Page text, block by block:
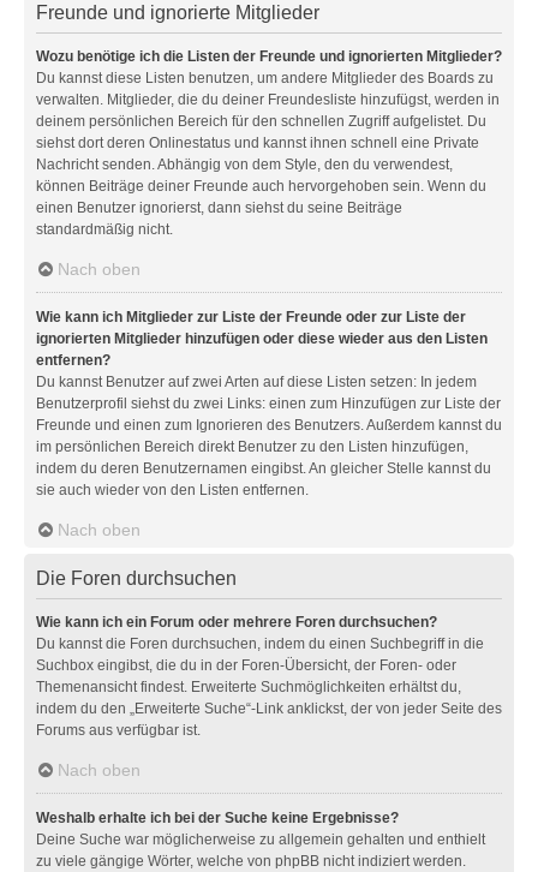
Freunde und ignorierte Mitglieder
Wozu benötige ich die Listen der Freunde und ignorierten Mitglieder?
Du kannst diese Listen benutzen, um andere Mitglieder des Boards zu
verwalten. Mitglieder, die du deiner Freundesliste hinzufügst, werden in
deinem persönlichen Bereich für den schnellen Zugriff aufgelistet. Du
siehst dort deren Onlinestatus und kannst ihnen schnell eine Private
Nachricht senden. Abhängig von dem Style, den du verwendest,
können Beiträge deiner Freunde auch hervorgehoben sein. Wenn du
einen Benutzer ignorierst, dann siehst du seine Beiträge
standardmäßig nicht.
Nach oben
Wie kann ich Mitglieder zur Liste der Freunde oder zur Liste der
ignorierten Mitglieder hinzufügen oder diese wieder aus den Listen
entfernen?
Du kannst Benutzer auf zwei Arten auf diese Listen setzen: In jedem
Benutzerprofil siehst du zwei Links: einen zum Hinzufügen zur Liste der
Freunde und einen zum Ignorieren des Benutzers. Außerdem kannst du
im persönlichen Bereich direkt Benutzer zu den Listen hinzufügen,
indem du deren Benutzernamen eingibst. An gleicher Stelle kannst du
sie auch wieder von den Listen entfernen.
Nach oben
Die Foren durchsuchen
Wie kann ich ein Forum oder mehrere Foren durchsuchen?
Du kannst die Foren durchsuchen, indem du einen Suchbegriff in die
Suchbox eingibst, die du in der Foren-Übersicht, der Foren- oder
Themenansicht findest. Erweiterte Suchmöglichkeiten erhältst du,
indem du den „Erweiterte Suche“-Link anklickst, der von jeder Seite des
Forums aus verfügbar ist.
Nach oben
Weshalb erhalte ich bei der Suche keine Ergebnisse?
Deine Suche war möglicherweise zu allgemein gehalten und enthielt
zu viele gängige Wörter, welche von phpBB nicht indiziert werden.